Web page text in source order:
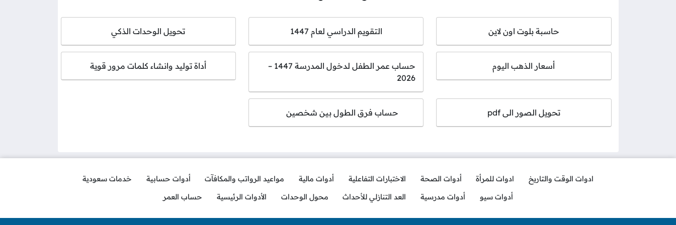
حاسبة بلوت اون لاين التقويم الدراسي لعام 1447 تحويل الوحدات الذكي
أسعار الذهب اليوم
حساب عمر الطفل لدخول المدرسة 1447 –
2026
أداة توليد وانشاء كلمات مرور قوية
تحويل الصور الى pdf حساب فرق الطول بين شخصين
ادوات الوقت والتاريخ ادوات للمرأة أدوات الصحة الاختبارات التفاعلية أدوات مالية مواعيد الرواتب والمكافآت أدوات حسابية
خدمات سعودية
أدوات سيو
أدوات مدرسية العد التنازلي للأحداث محول الوحدات الأدوات الرئيسية حساب العمر